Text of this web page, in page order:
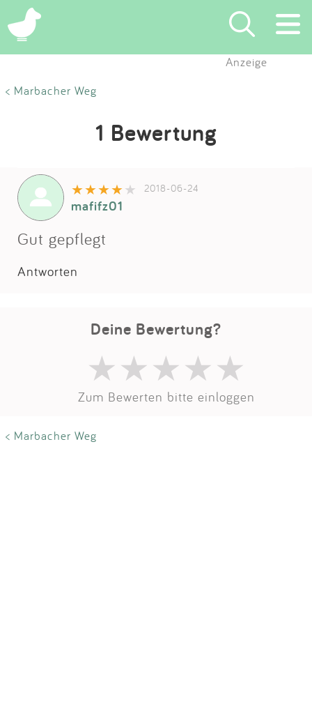
Eintragen
Anmelden
Anzeige
< Marbacher Weg
1 Bewertung
2018-06-24
mafifz01
Gut gepflegt
Antworten
Deine Bewertung?
Zum Bewerten bitte einloggen
< Marbacher Weg